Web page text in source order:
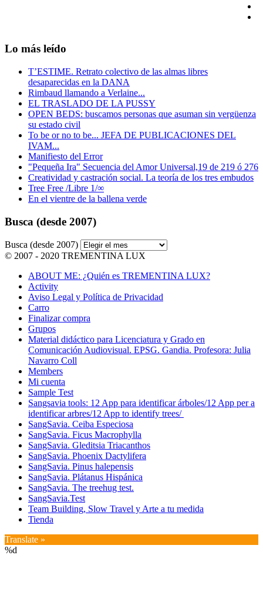
Lo más leído
T’ESTIME. Retrato colectivo de las almas libres
desaparecidas en la DANA
Rimbaud llamando a Verlaine...
EL TRASLADO DE LA PUSSY
OPEN BEDS: buscamos personas que asuman sin vergüenza
su estado civil
To be or no to be... JEFA DE PUBLICACIONES DEL
IVAM...
Manifiesto del Error
"Pequeña Ira" Secuencia del Amor Universal,19 de 219 ó 276
Creatividad y castración social. La teoría de los tres embudos
Tree Free /Libre 1/∞
En el vientre de la ballena verde
Busca (desde 2007)
Busca (desde 2007)
© 2007 - 2020 TREMENTINA LUX
ABOUT ME: ¿Quién es TREMENTINA LUX?
Activity
Aviso Legal y Política de Privacidad
Carro
Finalizar compra
Grupos
Material didáctico para Licenciatura y Grado en
Comunicación Audiovisual. EPSG. Gandia. Profesora: Julia
Navarro Coll
Members
Mi cuenta
Sample Test
Sangsavia tools: 12 App para identificar árboles/12 App per a
identificar arbres/12 App to identify trees/
SangSavia. Ceiba Especiosa
SangSavia. Ficus Macrophylla
SangSavia. Gleditsia Triacanthos
SangSavia. Phoenix Dactylifera
SangSavia. Pinus halepensis
SangSavia. Plátanus Hispánica
SangSavia. The treehug test.
SangSavia.Test
Team Building, Slow Travel y Arte a tu medida
Tienda
Translate »
%d